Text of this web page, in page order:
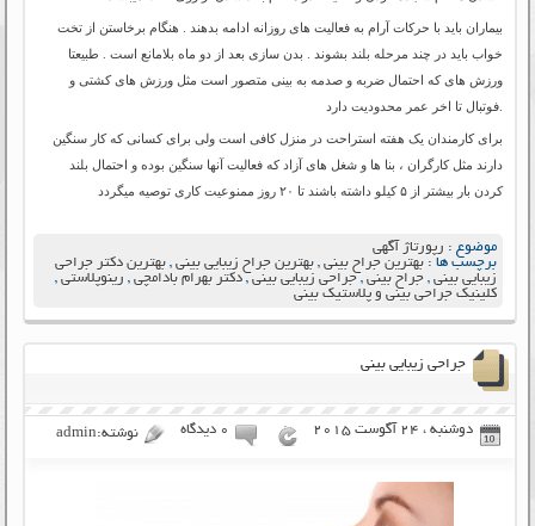
بیماران باید با حرکات آرام به فعالیت های روزانه ادامه بدهند . هنگام برخاستن از تخت
خواب باید در چند مرحله بلند بشوند . بدن سازی بعد از دو ماه بلامانع است . طبیعتا
ورزش های که احتمال ضربه و صدمه به بینی متصور است مثل ورزش های کشتی و
فوتبال تا اخر عمر محدودیت دارد.
برای کارمندان یک هفته استراحت در منزل کافی است ولی برای کسانی که کار سنگین
دارند مثل کارگران ، بنا ها و شغل های آزاد که فعالیت آنها سنگین بوده و احتمال بلند
کردن بار بیشتر از ۵ کیلو داشته باشند تا ۲۰ روز ممنوعیت کاری توصیه میگردد
موضوع : رپورتاژ آگهی
برچسب ها :بهترین جراح بینی ,بهترین جراح زیبایی بینی ,بهترین دکتر جراحی
زیبایی بینی ,جراح بینی ,جراحی زیبایی بینی,دکتر بهرام بادامچی , رینوپلاستی ,
کلینیک جراحی بینی و پلاستیک بینی
جراحی زیبایی بینی
دوشنبه ، 24 آگوست 2015 ۰ دیدگاه نوشته:admin